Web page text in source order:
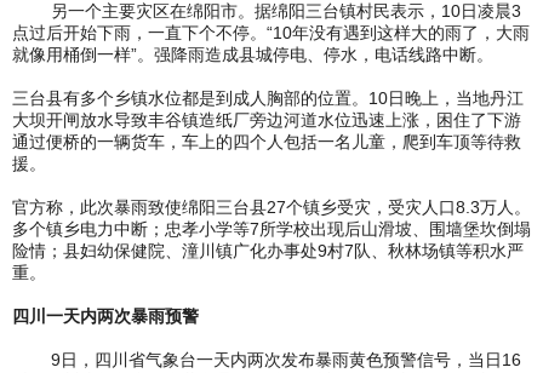
另一个主要灾区在绵阳市。据绵阳三台镇村民表示，10日凌晨3
点过后开始下雨，一直下个不停。“10年没有遇到这样大的雨了，大雨
就像用桶倒一样”。强降雨造成县城停电、停水，电话线路中断。
三台县有多个乡镇水位都是到成人胸部的位置。10日晚上，当地丹江
大坝开闸放水导致丰谷镇造纸厂旁边河道水位迅速上涨，困住了下游
通过便桥的一辆货车，车上的四个人包括一名儿童，爬到车顶等待救
援。
官方称，此次暴雨致使绵阳三台县27个镇乡受灾，受灾人口8.3万人。
多个镇乡电力中断；忠孝小学等7所学校出现后山滑坡、围墙堡坎倒塌
险情；县妇幼保健院、潼川镇广化办事处9村7队、秋林场镇等积水严
重。
四川一天内两次暴雨预警
9日，四川省气象台一天内两次发布暴雨黄色预警信号，当日16